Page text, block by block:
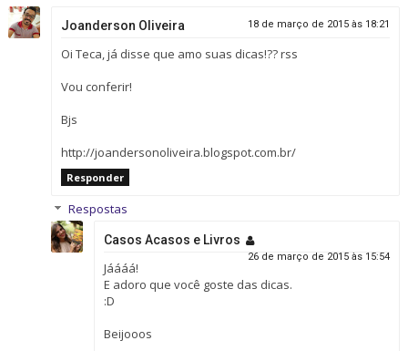
Joanderson Oliveira 18 de março de 2015 às 18:21
Oi Teca, já disse que amo suas dicas!?? rss
Vou conferir!
Bjs
http://joandersonoliveira.blogspot.com.br/
Responder
Respostas
Casos Acasos e Livros
26 de março de 2015 às 15:54
Jáááá!
E adoro que você goste das dicas.
:D
Beijooos